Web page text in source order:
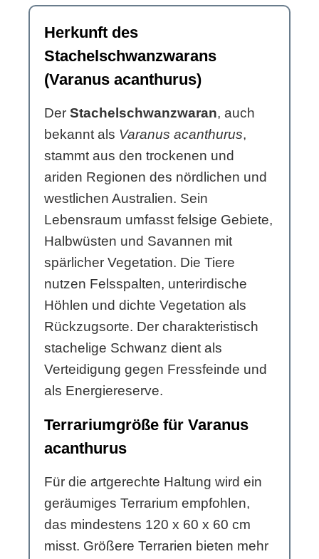
Herkunft des
Stachelschwanzwarans
(Varanus acanthurus)
Der Stachelschwanzwaran, auch
bekannt als Varanus acanthurus,
stammt aus den trockenen und
ariden Regionen des nördlichen und
westlichen Australien. Sein
Lebensraum umfasst felsige Gebiete,
Halbwüsten und Savannen mit
spärlicher Vegetation. Die Tiere
nutzen Felsspalten, unterirdische
Höhlen und dichte Vegetation als
Rückzugsorte. Der charakteristisch
stachelige Schwanz dient als
Verteidigung gegen Fressfeinde und
als Energiereserve.
Terrariumgröße für Varanus
acanthurus
Für die artgerechte Haltung wird ein
geräumiges Terrarium empfohlen,
das mindestens 120 x 60 x 60 cm
misst. Größere Terrarien bieten mehr